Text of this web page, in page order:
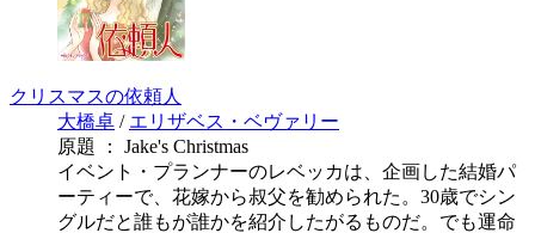
クリスマスの依頼人
大橋卓 / エリザベス・ベヴァリー
原題 ： Jake's Christmas
イベント・プランナーのレベッカは、企画した結婚パ
ーティーで、花嫁から叔父を勧められた。30歳でシン
グルだと誰もが誰かを紹介したがるものだ。でも運命